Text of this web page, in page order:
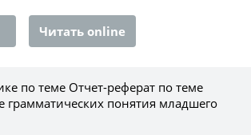
Читать online
по теме Отчет-реферат по теме
понятия младшего